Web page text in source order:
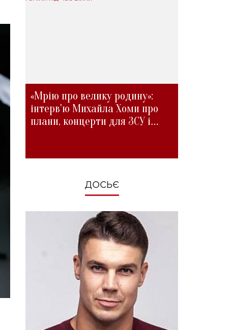
«Мрію про велику родину»:
інтерв'ю Михайла Хоми про
плани, концерти для ЗСУ і
ДОСЬЄ